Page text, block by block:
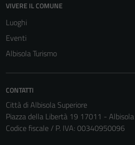
VIVERE IL COMUNE
Luoghi
Eventi
Albisola Turismo
CONTATTI
Città di Albisola Superiore
Piazza della Libertà 19 17011 - Albisola
Codice fiscale / P. IVA: 00340950096